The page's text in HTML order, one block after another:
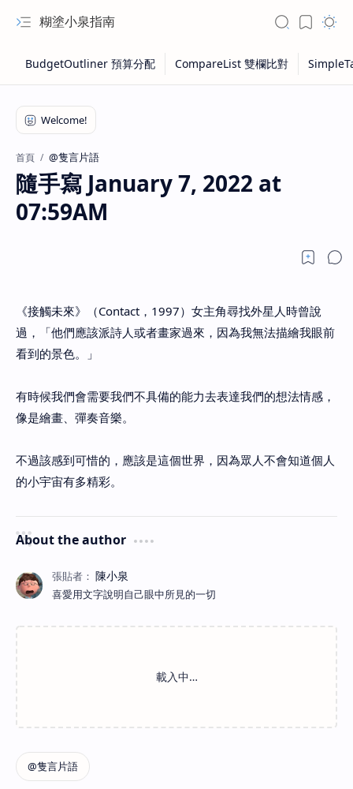
糊塗小泉指南
首頁 @隻言片語
隨手寫 January 7, 2022 at
07:59AM
《接觸未來》（Contact，1997）女主角尋找外星人時曾說
過，「他們應該派詩人或者畫家過來，因為我無法描繪我眼前
看到的景色。」
有時候我們會需要我們不具備的能力去表達我們的想法情感，
像是繪畫、彈奏音樂。
不過該感到可惜的，應該是這個世界，因為眾人不會知道個人
的小宇宙有多精彩。
About the author
喜愛用文字說明自己眼中所見的一切